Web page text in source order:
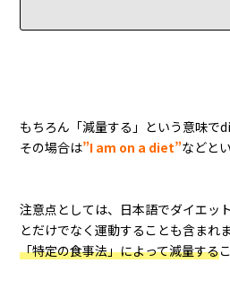
もちろん「減量する」という意味で
その場合は”I am on a diet”などと
注意点としては、日本語でダイエッ
とだけでなく運動することも含まれ
「特定の食事法」によって減量する